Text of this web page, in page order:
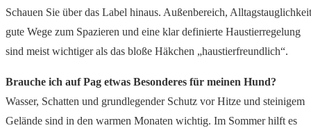
Schauen Sie über das Label hinaus. Außenbereich,
gute Wege zum Spazieren und eine klar definierte Haustierregelung
sind meist wichtiger als das bloße Häkchen „haustierfreundlich“.
Brauche ich auf Pag etwas Besonderes für meinen Hund?
Wasser, Schatten und grundlegender Schutz vor Hitze und steinigem
Gelände sind in den warmen Monaten wichtig. Im Sommer hilft es